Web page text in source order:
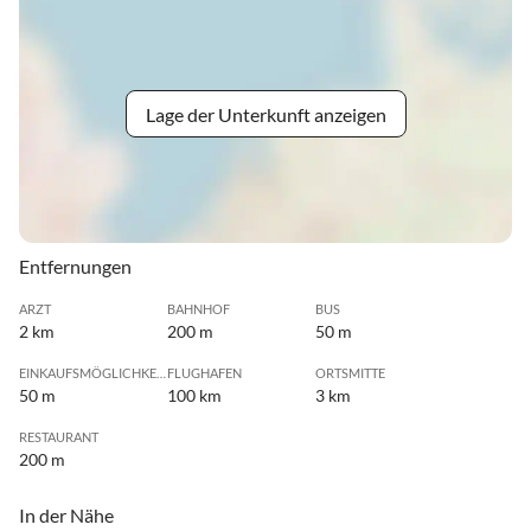
Lage der Unterkunft anzeigen
Entfernungen
ARZT
2 km
BAHNHOF
200 m
BUS
50 m
50 m
FLUGHAFEN
100 km
ORTSMITTE
3 km
RESTAURANT
200 m
In der Nähe